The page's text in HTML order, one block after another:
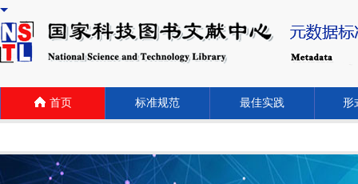
首页 标准规范 最佳实践 形